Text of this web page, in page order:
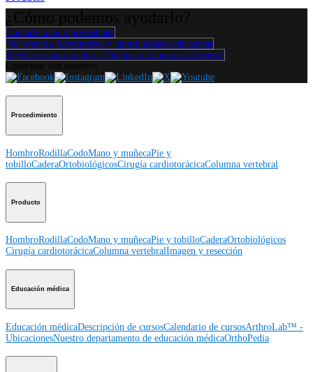
Contacte a un representante
Ver eventos, laboratorios y oportunidades educativas
Regístrese para recibir: ¿Qué hay de nuevo en Arthrex?
Procedimiento
HombroRodillaCodoMano y muñecaPie y
tobilloCaderaOrtobiológicosCirugía cardiotorácicaColumna vertebral
Producto
HombroRodillaCodoMano y muñecaPie y tobilloCaderaOrtobiológicos
Cirugía cardiotorácicaColumna vertebralImagen y resección
Educación médica
Educación médicaDescripción de cursosCalendario de cursosArthroLab™ -
UbicacionesNuestro departamento de educación médicaOrthoPedia